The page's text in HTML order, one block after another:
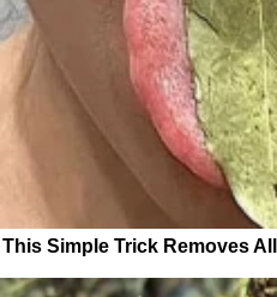
This Simple Trick Removes